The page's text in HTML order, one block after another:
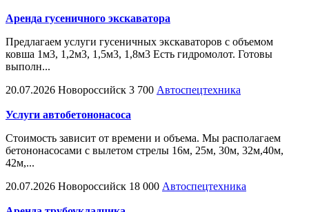
Аренда гусеничного экскаватора
Предлагаем услуги гусеничных экскаваторов с объемом
ковша 1м3, 1,2м3, 1,5м3, 1,8м3 Есть гидромолот. Готовы
выполн...
20.07.2026 Новороссийск 3 700 Автоспецтехника
Услуги автобетононасоса
Стоимость зависит от времени и объема. Мы располагаем
бетононасосами с вылетом стрелы 16м, 25м, 30м, 32м,40м,
42м,...
20.07.2026 Новороссийск 18 000 Автоспецтехника